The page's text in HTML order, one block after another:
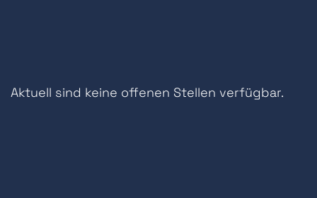
Aktuell sind keine offenen Stellen verfügbar.